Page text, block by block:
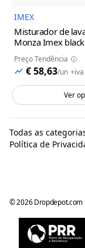
IMEX
Misturador de
Monza Imex
Preço Tendência
€ 58,63/un +iva
Ver
©2026 Dropdepot.com
Todas as
Política de